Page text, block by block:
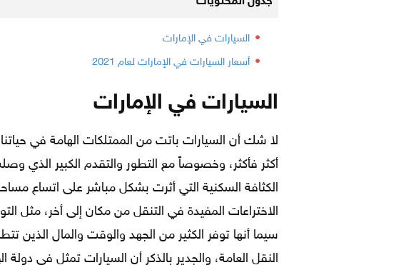
السيارات في الإمارات
أسعار السيارات في الإمارات لعام 2021
السيارات في الإمارات
لا شك أن السيارات باتت من الممتلكات الهامة في
أكثر فأكثر، وخصوصاً مع التطور والتقدم الكبير الذي
الكثافة السكنية التي أثرت بشكل مباشر على اتساع
الاختراعات المفيدة في التنقل من مكان إلى أخر، مثل
سيما أنها توفر الكثير من الجهد والوقت والمال الذين
النقل العامة، والجدير بالذكر أن السيارات تمثل في دولة